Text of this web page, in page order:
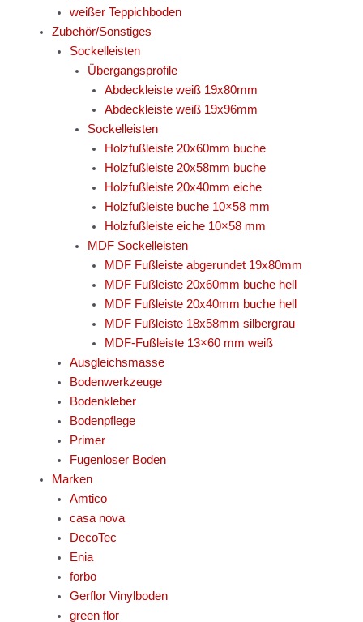
weißer Teppichboden
Zubehör/Sonstiges
Sockelleisten
Übergangsprofile
Abdeckleiste weiß 19x80mm
Abdeckleiste weiß 19x96mm
Sockelleisten
Holzfußleiste 20x60mm buche
Holzfußleiste 20x58mm buche
Holzfußleiste 20x40mm eiche
Holzfußleiste buche 10×58 mm
Holzfußleiste eiche 10×58 mm
MDF Sockelleisten
MDF Fußleiste abgerundet 19x80mm
MDF Fußleiste 20x60mm buche hell
MDF Fußleiste 20x40mm buche hell
MDF Fußleiste 18x58mm silbergrau
MDF-Fußleiste 13×60 mm weiß
Ausgleichsmasse
Bodenwerkzeuge
Bodenkleber
Bodenpflege
Primer
Fugenloser Boden
Marken
Amtico
casa nova
DecoTec
Enia
forbo
Gerflor Vinylboden
green flor